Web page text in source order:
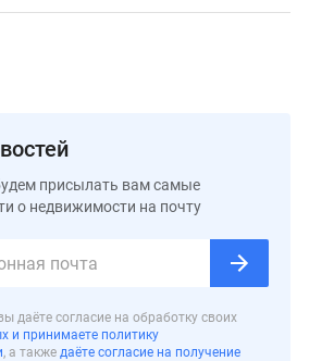
присылать вам самые
о недвижимости на почту
даёте согласие на обработку своих
и принимаете политику
, а также даёте согласие на получение